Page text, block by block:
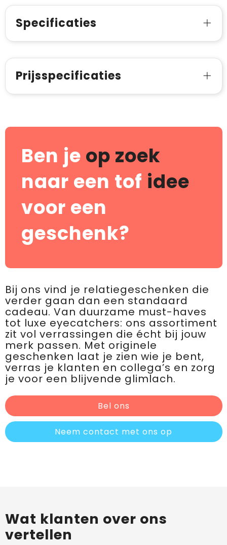
Specificaties
Prijsspecificaties
Ben je op zoek
naar een tof idee
voor een
geschenk?
Bij ons vind je relatiegeschenken die
verder gaan dan een standaard
cadeau. Van duurzame must-haves
tot luxe eyecatchers: ons assortiment
zit vol verrassingen die écht bij jouw
merk passen. Met originele
geschenken laat je zien wie je bent,
verras je klanten en collega’s en zorg
je voor een blijvende glimlach.
Bel ons
Neem contact met ons op
Wat klanten over ons
vertellen